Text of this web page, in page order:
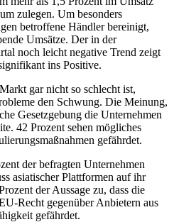
zulegen. Um besonders
betroffene Händler bereinigt,
Umsätze. Der in der
noch leicht negative Trend zeigt
ins Positive.
gar nicht so schlecht ist,
den Schwung. Die Meinung,
Gesetzgebung die Unternehmen
42 Prozent sehen mögliches
gefährdet.
der befragten Unternehmen
asiatischer Plattformen auf ihr
der Aussage zu, dass die
Recht gegenüber Anbietern aus
gefährdet.